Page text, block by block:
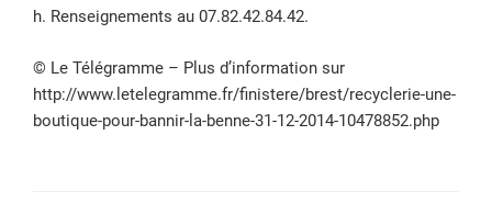
h. Renseignements au 07.82.42.84.42.
© Le Télégramme – Plus d’information sur
http://www.letelegramme.fr/finistere/brest/recyclerie-une-
boutique-pour-bannir-la-benne-31-12-2014-10478852.php